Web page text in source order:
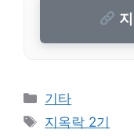
Categories
기타
Tags
지옥락 2기